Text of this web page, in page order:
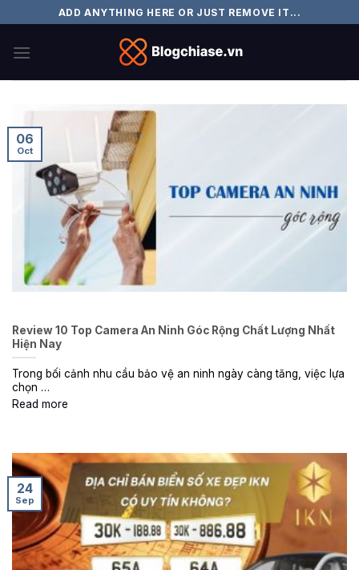
content
ADD ANYTHING HERE OR JUST REMOVE IT...
Review 10 Top Camera An Ninh Góc Rộng Chất Lượng Nhất
Hiện Nay
Trong bối cảnh nhu cầu bảo vệ an ninh ngày càng tăng, việc lựa
chọn …
Read more
06
Oct
24
Sep